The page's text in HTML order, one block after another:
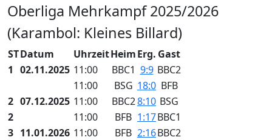
Oberliga Mehrkampf 2025/2026
(Karambol: Kleines Billard)
STDatum UhrzeitHeimErg. Gast
1 02.11.2025 11:00 BBC1 9:9 BBC2
11:00
BSG 18:0 BFB
2 07.12.2025 11:00 BBC28:10 BSG
2
11:00 BFB 1:17BBC1
3 11.01.2026 11:00 BFB 2:16BBC2